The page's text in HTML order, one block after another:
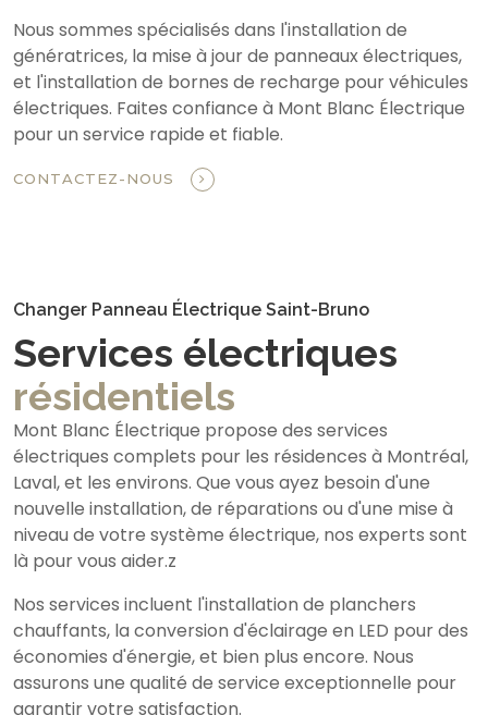
Nous sommes spécialisés dans l'installation de
génératrices, la mise à jour de panneaux électriques,
et l'installation de bornes de recharge pour véhicules
électriques. Faites confiance à Mont Blanc Électrique
pour un service rapide et fiable.
CONTACTEZ-NOUS
Changer Panneau Électrique Saint-Bruno
Services électriques
résidentiels
Mont Blanc Électrique propose des services
électriques complets pour les résidences à Montréal,
Laval, et les environs. Que vous ayez besoin d'une
nouvelle installation, de réparations ou d'une mise à
niveau de votre système électrique, nos experts sont
là pour vous aider.z
Nos services incluent l'installation de planchers
chauffants, la conversion d'éclairage en LED pour des
économies d'énergie, et bien plus encore. Nous
assurons une qualité de service exceptionnelle pour
garantir votre satisfaction.